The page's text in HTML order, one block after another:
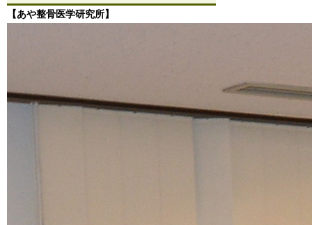
【あや整骨医学研究所】